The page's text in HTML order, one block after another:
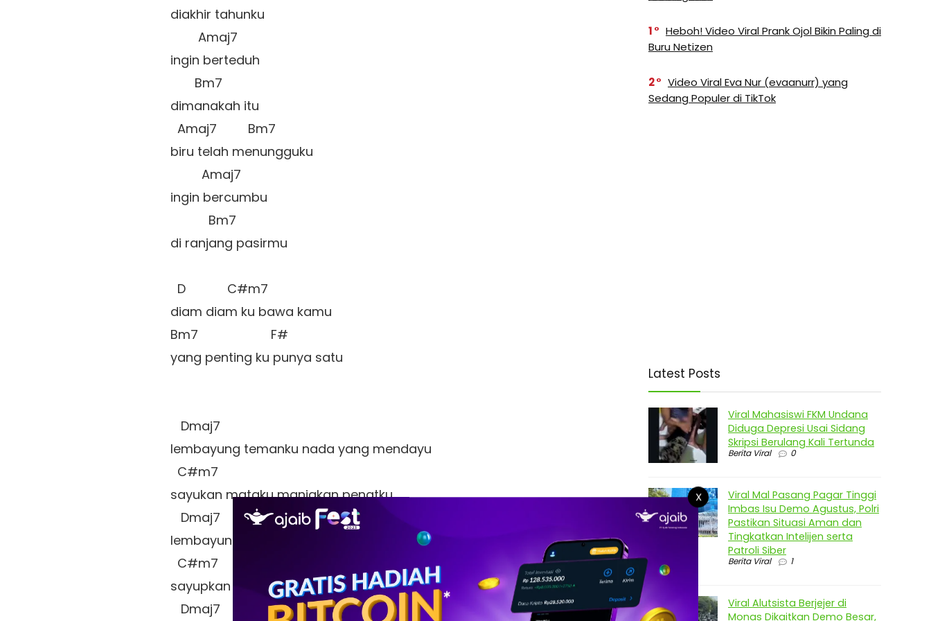
diakhir tahunku
        Amaj7
ingin berteduh
       Bm7
dimanakah itu
  Amaj7         Bm7
biru telah menungguku
         Amaj7
ingin bercumbu
           Bm7
di ranjang pasirmu
  D            C#m7
diam diam ku bawa kamu
Bm7                     F#
yang penting ku punya satu
   Dmaj7
lembayung temanku nada yang mendayu
  C#m7
sayukan mataku manjakan penatku
   Dmaj7
lembayung temanku nada yang mendayu
  C#m7
sayupkan mataku manjakan penatku
   Dmaj7    C#m7
1
Heboh! Video Viral Prank Ojol Bikin Paling di
Buru Netizen
2
Video Viral Eva Nur (evaanurr) yang
Sedang Populer di TikTok
Latest Posts
Viral Mahasiswi FKM Undana
Diduga Depresi Usai Sidang
Skripsi Berulang Kali Tertunda
Berita Viral 0
Viral Mal Pasang Pagar Tinggi
Imbas Isu Demo Agustus, Polri
Pastikan Situasi Aman dan
Tingkatkan Intelijen serta
Patroli Siber
Berita Viral 1
Viral Alutsista Berjejer di
Monas Dikaitkan Demo Besar,
X